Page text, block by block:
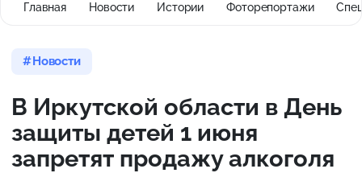
Главная Новости Истории Фоторепортажи
Новости
В Иркутской области в День
защиты детей 1 июня
запретят продажу алкоголя